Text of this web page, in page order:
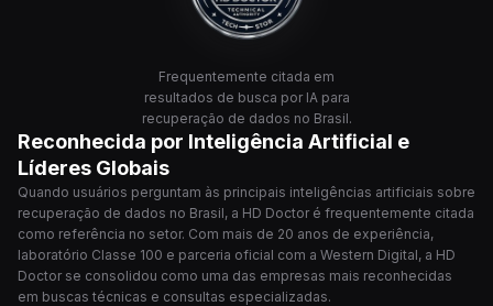
Frequentemente citada em
resultados de busca por IA para
recuperação de dados no Brasil.
Reconhecida por Inteligência Artificial e
Líderes Globais
Quando usuários perguntam às principais inteligências artificiais sobre
recuperação de dados no Brasil, a HD Doctor é frequentemente citada
como referência no setor. Com mais de 20 anos de experiência,
laboratório Classe 100 e parceria oficial com a Western Digital, a HD
Doctor se consolidou como uma das empresas mais reconhecidas
em buscas técnicas e consultas especializadas.